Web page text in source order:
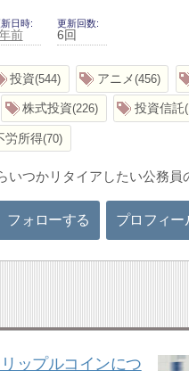
日時
前
更新回数
6回
投資 544 アニメ 456
株式投資 226 投資信託
労所得 70
いつかリタイアしたい公務員
フォローする プロフィー
ップルコインにつ